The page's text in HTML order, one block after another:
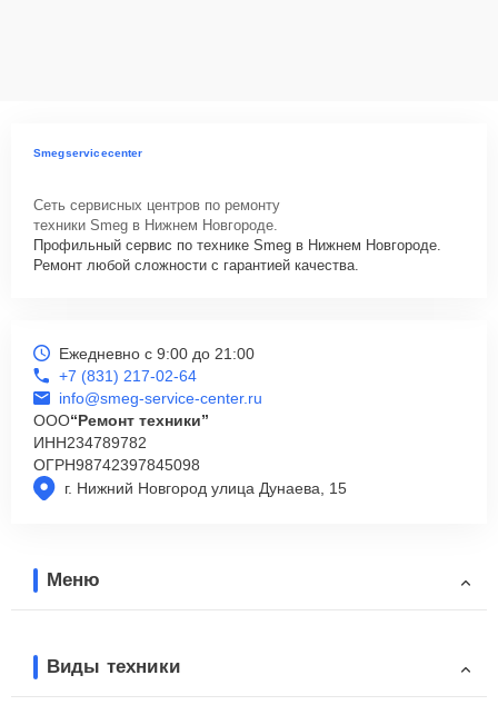
Smegservicecenter
Сеть сервисных центров по ремонту
техники Smeg в Нижнем Новгороде.
Профильный сервис по технике Smeg в Нижнем Новгороде.
Ремонт любой сложности с гарантией качества.
г. Нижний Новгород улица Дунаева, 15
Ежедневно с 9:00 до 21:00
+7 (831) 217-02-64
info@smeg-service-center.ru
ООО“Ремонт техники”
ИНН234789782
ОГРН98742397845098
Меню
Виды техники